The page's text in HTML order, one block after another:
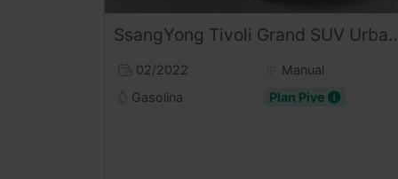
SsangYong Tivoli Grand SUV Urbano 163CV Ocasión (2022) | Revisado | desde 196€/mes
02/2022
Manual
Gasolina
Plan Pive